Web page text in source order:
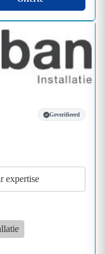
Geverifieerd
expertise